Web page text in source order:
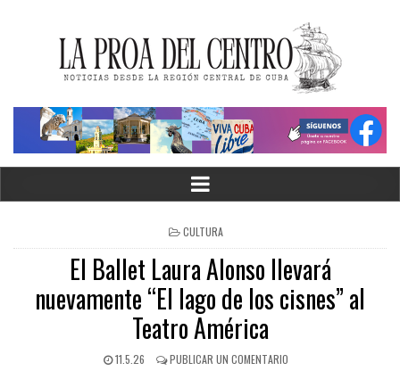
CULTURA
El Ballet Laura Alonso llevará
nuevamente “El lago de los cisnes” al
Teatro América
11.5.26 PUBLICAR UN COMENTARIO